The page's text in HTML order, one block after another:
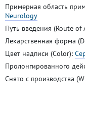
Примерная область
Neurology
Путь введения (Route
Лекарственная форма
Цвет надписи (Color):
Пролонгированного
Снято с производства